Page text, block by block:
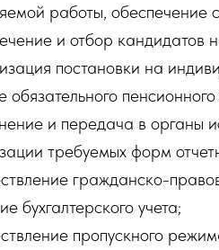
работы, обеспечение
и отбор кандидатов
постановки на
обязательного
и передача в органы
требуемых форм
гражданско-
бухгалтерского учета;
пропускного